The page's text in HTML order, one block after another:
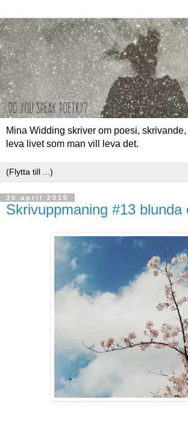
Mina Widding skriver om poesi,
leva livet som man vill leva det.
30 april 2015
Skrivuppmaning #13 blunda